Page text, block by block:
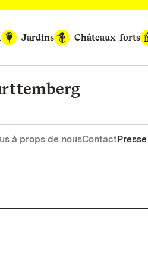
Jardins Châteaux-forts
à props de nousContactPresse